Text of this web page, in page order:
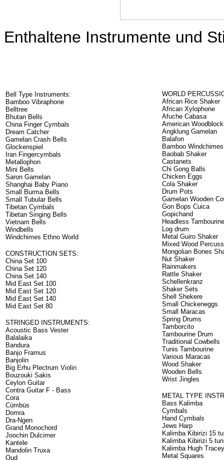
Enthaltene Instrumente und
Bell Type Instruments:
Bamboo Vibraphone
Belltree
Bhutan Bells
China Finger Cymbals
Dream Catcher
Gamelan Crash Bells
Glockenspiel
Iran Fingercymbals
Metallophon
Mini Bells
Saron Gamelan
Shanghai Baby Piano
Small Burma Bells
Small Tubular Bells
Tibetan Cymbals
Tibetan Singing Bells
Vietnam Bells
Windbells
Windchimes Ethno World
CONSTRUCTION SETS:
China Set 100
China Set 120
China Set 140
Mid East Set 100
Mid East Set 120
Mid East Set 140
Mid East Set 80
STRINGED INSTRUMENTS:
Acoustic Bass Vester
Balalaika
Bandura
Banjo Framus
Banjolin
Big Erhu Plectrum Violin
Bouzouki Sakis
Ceylon Guitar
Contra Guitar F - Bass
Cora
Cümbüs
Domra
Dra-Ngen
Grand Monochord
Joochin Dulcimer
Kantele
Mandolin Truxa
Oud
WORLD
African Rice Shaker
African Xylophone
Afuche Cabasa
American
Angklung Gamelan
Balafon
Bamboo Windchimes
Baobab Shaker
Castanets
Chi Gong Balls
Chicken Eggs
Cola Shaker
Drum Pots
Gamelan Wooden
Gon Bops Cuica
Gopichand
Headless Tambourine
Log drum
Metal Guiro Shaker
Mixed Wood
Mongolian Bones
Nut Shaker
Rainmakers
Rattle Shaker
Schellenkranz
Shaker Sets
Shell Shekere
Small Chickeneggs
Small Maracas
Spring Drums
Tamborcito
Tambourine Drum
Traditional Cowbells
Tunis Tambourine
Various Maracas
Wood Shaker
Wooden Bells
Wrist Jingles
METAL TYPE
Bass Kalimba
Cymbals
Hand Cymbals
Jews Harp
Kalimba Kibirizi 15
Kalimba Kibirizi 5
Kalimba Hugh Tracey
Metal Squares